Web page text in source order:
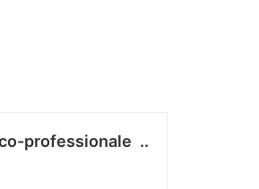
professionale ..